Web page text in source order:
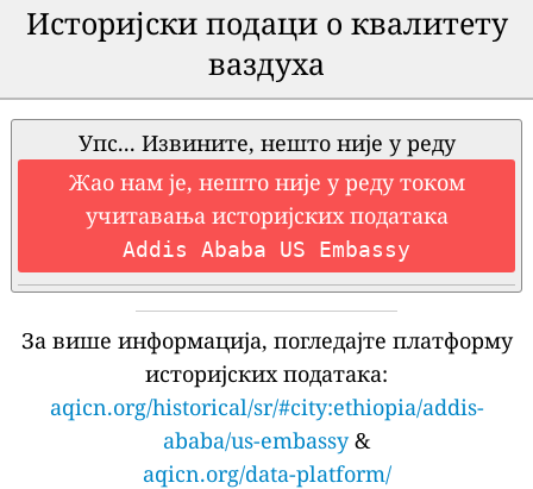
Историјски подаци о квалитету
ваздуха
Упс... Извините, нешто није у реду
Жао нам је, нешто није у реду током
учитавања историјских података
Addis Ababa US Embassy
За више информација, погледајте платформу
историјских података:
aqicn.org/historical/sr/#city:ethiopia/addis-
ababa/us-embassy&
aqicn.org/data-platform/